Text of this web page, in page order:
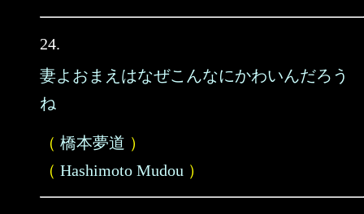
24.
妻よおまえはなぜこんなにかわいんだろう
ね
（ 橋本夢道 ）
（ Hashimoto Mudou ）